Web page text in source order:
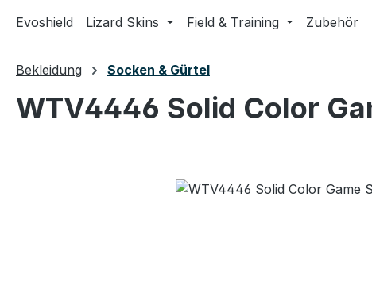
Evoshield
Lizard Skins Field & Training Zubehör
Bekleidung Socken & Gürtel
WTV4446 Solid Color